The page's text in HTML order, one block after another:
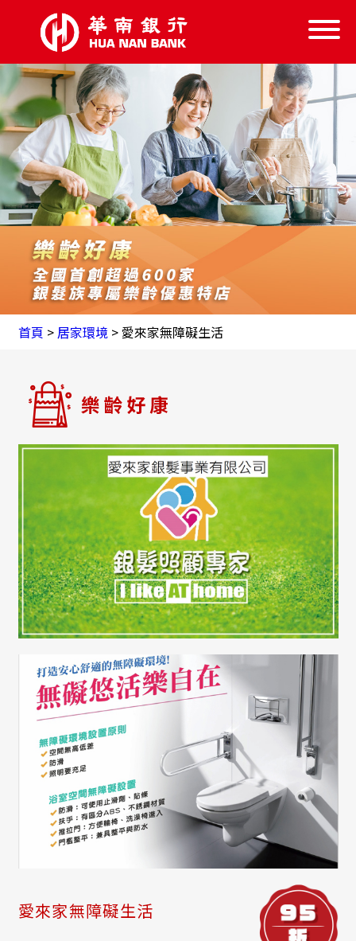
信託服務
信託學堂
樂齡好康
失智服務
跨業結盟
首頁
首頁 > 居家環境 > 愛來家無障礙生活
愛來家無障礙生活